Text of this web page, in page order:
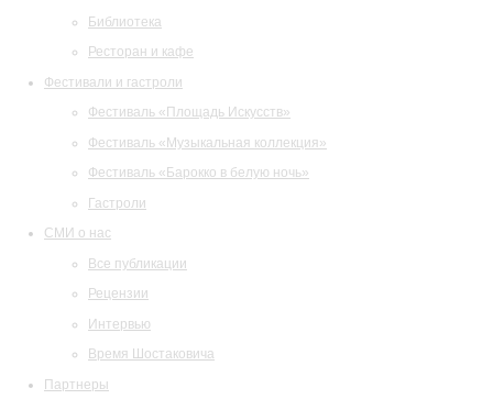
Библиотека
Ресторан и кафе
Фестивали и гастроли
Фестиваль «Площадь Искусств»
Фестиваль «Музыкальная коллекция»
Фестиваль «Барокко в белую ночь»
Гастроли
СМИ о нас
Все публикации
Рецензии
Интервью
Время Шостаковича
Партнеры